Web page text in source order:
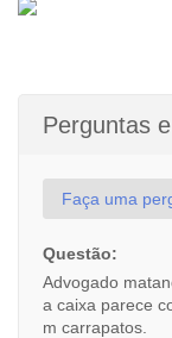
Perguntas
Faça uma
Questão:
Advogado
a caixa parece
m carrapatos.